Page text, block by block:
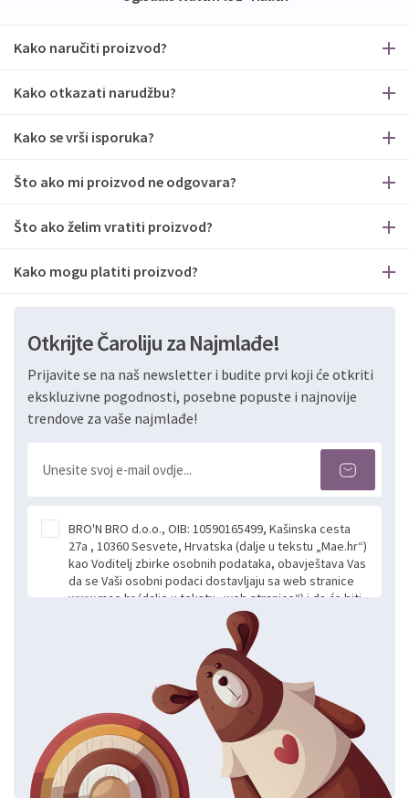
Kako naručiti proizvod?
Kako otkazati narudžbu?
Kako se vrši isporuka?
Što ako mi proizvod ne odgovara?
Što ako želim vratiti proizvod?
Kako mogu platiti proizvod?
Otkrijte Čaroliju za Najmlađe!
Prijavite se na naš newsletter i budite prvi koji će otkriti
ekskluzivne pogodnosti, posebne popuste i najnovije
trendove za vaše najmlađe!
BRO'N BRO d.o.o., OIB: 10590165499, Kašinska cesta
27a , 10360 Sesvete, Hrvatska (dalje u tekstu „Mae.hr“)
kao Voditelj zbirke osobnih podataka, obavještava Vas
da se Vaši osobni podaci dostavljaju sa web stranice
www.mae.hr (dalje u tekstu „web stranice“) i da će biti
obrađeni. Prihvaćanjem ove Izjave smatra se da
slobodno i izričito dajete privolu za prikupljanje i daljnju
obradu Vaših osobnih podataka koje ustupate Mae.hr
putem ovih web stranica u svrhu odgovora i daljnje
komunikacije na Vaš upit poslan kroz kontakt obrazac.
Radi se o dobrovoljnom davanju podataka te ovu
Izjavu niste dužni prihvatiti odnosno niste dužni unositi
svoje osobne podatke u jednu od prijavnih
formi/obrazaca dostupnih na ovim web stranicama.
BRO'N BRO d.o.o. će s Vašim osobnim podacima
postupati sukladno Općoj uredbi o zaštiti podataka